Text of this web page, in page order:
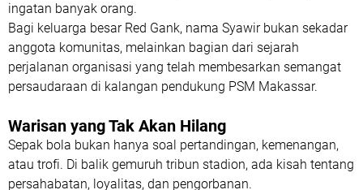
ingatan banyak orang.
Bagi keluarga besar Red Gank, nama Syawir bukan sekadar
anggota komunitas, melainkan bagian dari sejarah
perjalanan organisasi yang telah membesarkan semangat
persaudaraan di kalangan pendukung PSM Makassar.
Warisan yang Tak Akan Hilang
Sepak bola bukan hanya soal pertandingan, kemenangan,
atau trofi. Di balik gemuruh tribun stadion, ada kisah tentang
persahabatan, loyalitas, dan pengorbanan.